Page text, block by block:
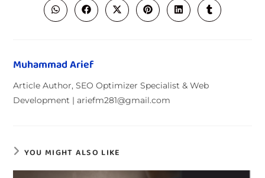
Muhammad Arief
Article Author, SEO Optimizer Specialist & Web
Development | ariefm281@gmail.com
YOU MIGHT ALSO LIKE